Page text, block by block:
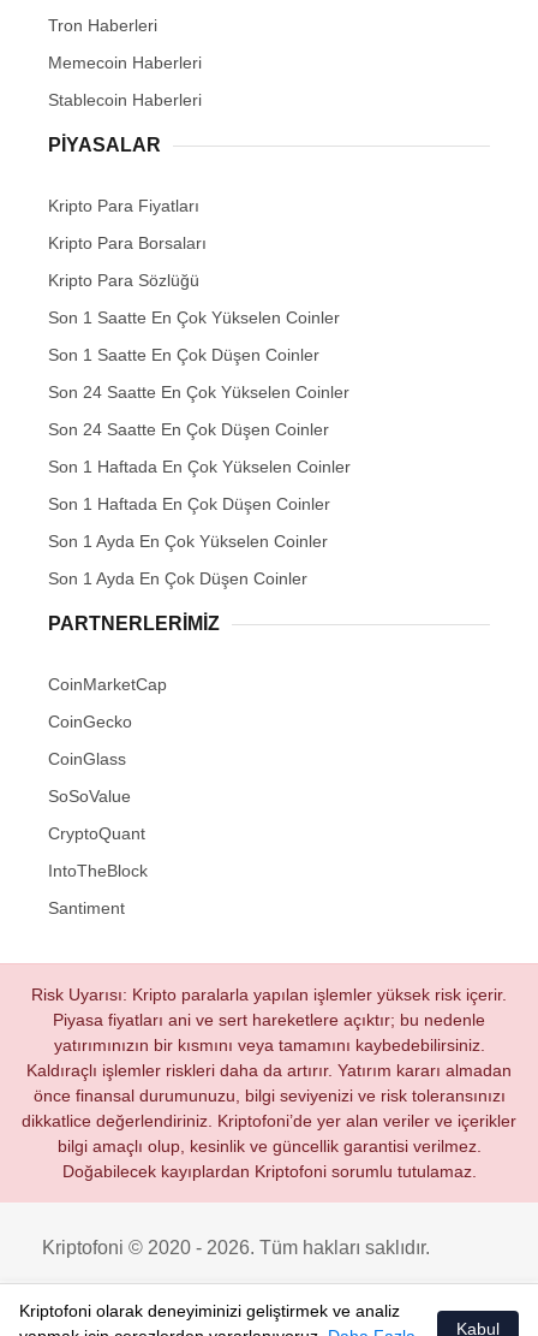
Tron Haberleri
Memecoin Haberleri
Stablecoin Haberleri
PIYASALAR
Kripto Para Fiyatları
Kripto Para Borsaları
Kripto Para Sözlüğü
Son 1 Saatte En Çok Yükselen Coinler
Son 1 Saatte En Çok Düşen Coinler
Son 24 Saatte En Çok Yükselen Coinler
Son 24 Saatte En Çok Düşen Coinler
Son 1 Haftada En Çok Yükselen Coinler
Son 1 Haftada En Çok Düşen Coinler
Son 1 Ayda En Çok Yükselen Coinler
Son 1 Ayda En Çok Düşen Coinler
PARTNERLERIMIZ
CoinMarketCap
CoinGecko
CoinGlass
SoSoValue
CryptoQuant
IntoTheBlock
Santiment
Risk Uyarısı: Kripto paralarla yapılan işlemler yüksek risk içerir.
Piyasa fiyatları ani ve sert hareketlere açıktır; bu nedenle
yatırımınızın bir kısmını veya tamamını kaybedebilirsiniz.
Kaldıraçlı işlemler riskleri daha da artırır. Yatırım kararı almadan
önce finansal durumunuzu, bilgi seviyenizi ve risk toleransınızı
dikkatlice değerlendiriniz. Kriptofoni’de yer alan veriler ve içerikler
bilgi amaçlı olup, kesinlik ve güncellik garantisi verilmez.
Doğabilecek kayıplardan Kriptofoni sorumlu tutulamaz.
Kriptofoni © 2020 - 2026. Tüm hakları saklıdır.
Kriptofoni olarak deneyiminizi geliştirmek ve analiz
Kabul